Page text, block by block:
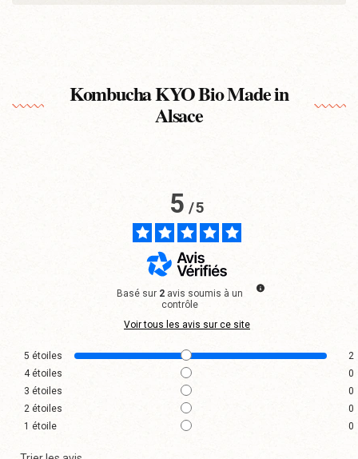
Kombucha KYO Bio Made in
Alsace
5/5
Basé sur 2 avis soumis à un
contrôle
Voir tous les avis sur ce site
5 étoiles
2
4étoiles
0
3 étoiles
0
2 étoiles
0
1 étoile 0